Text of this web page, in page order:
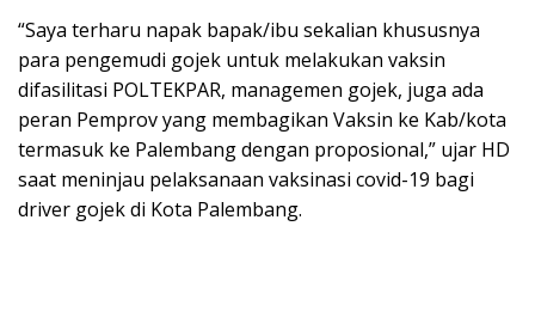
“Saya terharu napak bapak/ibu sekalian khususnya
para pengemudi gojek untuk melakukan vaksin
difasilitasi POLTEKPAR, managemen gojek, juga ada
peran Pemprov yang membagikan Vaksin ke Kab/kota
termasuk ke Palembang dengan proposional,” ujar HD
saat meninjau pelaksanaan vaksinasi covid-19 bagi
driver gojek di Kota Palembang.